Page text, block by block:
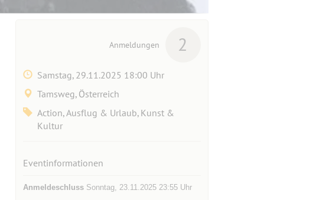
Anmeldungen 2
Samstag, 29.11.2025 18:00 Uhr
Tamsweg, Österreich
Action, Ausflug & Urlaub, Kunst &
Kultur
Eventinformationen
AnmeldeschlussSonntag, 23.11.2025 23:55 Uhr